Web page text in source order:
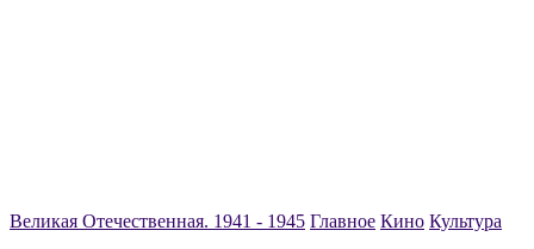
Великая Отечественная. 1941 - 1945 Главное Кино Культура